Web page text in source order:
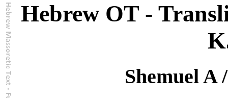
Hebrew OT -
Shemuel A